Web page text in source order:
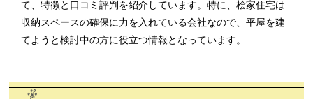
て、特徴と口コミ評判を紹介しています。特に、桧家住宅は
収納スペースの確保に力を入れている会社なので、平屋を建
てようと検討中の方に役立つ情報となっています。